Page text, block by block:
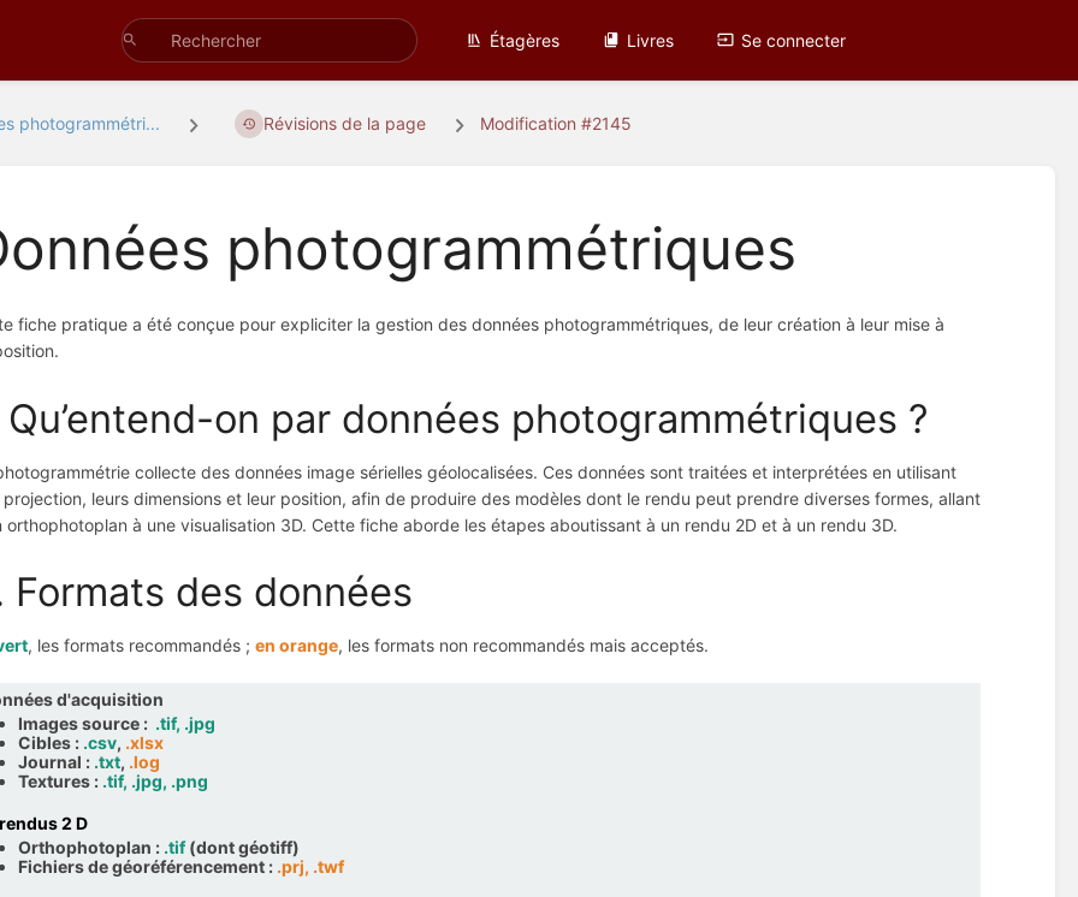
Étagères Livres Se connecter
photogrammétri... Révisions de la page Modification #2145
photogrammétriques
fiche pratique a été conçue pour expliciter la gestion des données photogrammétriques, de leur création à leur mise à
Qu’entend-on par données photogrammétriques ?
collecte des données image sérielles géolocalisées. Ces données sont traitées et interprétées en utilisant
projection, leurs dimensions et leur position, afin de produire des modèles dont le rendu peut prendre diverses formes, allant
orthophotoplan à une visualisation 3D. Cette fiche aborde les étapes aboutissant à un rendu 2D et à un rendu 3D.
Formats des données
, les formats recommandés ;en orange, les formats non recommandés mais acceptés.
d'acquisition
Images source : .tif, .jpg
Cibles : .csv, .xlsx
Journal : .txt, .log
Textures : .tif, .jpg, .png
2 D
Orthophotoplan : .tif(dont géotiff)
Fichiers de géoréférencement : .prj, .twf